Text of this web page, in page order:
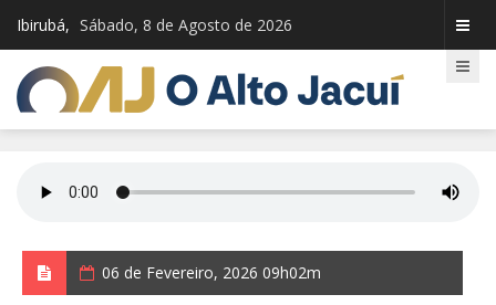
Ibirubá, Sábado, 8 de Agosto de 2026
06 de Fevereiro, 2026 09h02m